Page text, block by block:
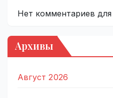
Нет комментариев
Архивы
Август 2026